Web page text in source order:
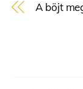
A böjt